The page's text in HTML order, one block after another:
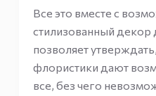
Все это вместе с
стилизованный декор
позволяет
флористики дают
все, без чего